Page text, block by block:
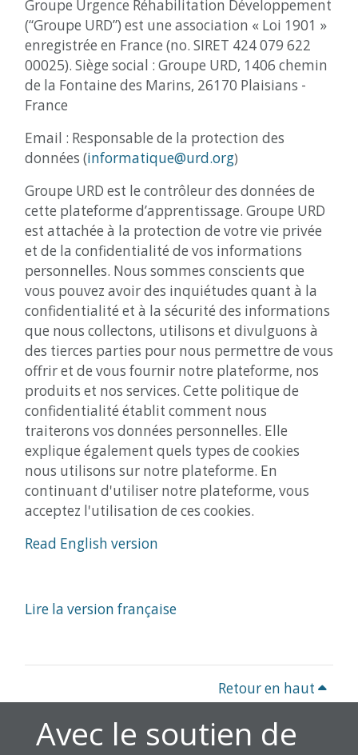
Groupe Urgence Réhabilitation Développement
(“Groupe URD”) est une association « Loi 1901 »
enregistrée en France (no. SIRET 424 079 622
00025). Siège social : Groupe URD, 1406 chemin
de la Fontaine des Marins, 26170 Plaisians -
France
Email : Responsable de la protection des
données (informatique@urd.org)
Groupe URD est le contrôleur des données de
cette plateforme d’apprentissage. Groupe URD
est attachée à la protection de votre vie privée
et de la confidentialité de vos informations
personnelles. Nous sommes conscients que
vous pouvez avoir des inquiétudes quant à la
confidentialité et à la sécurité des informations
que nous collectons, utilisons et divulguons à
des tierces parties pour nous permettre de vous
offrir et de vous fournir notre plateforme, nos
produits et nos services. Cette politique de
confidentialité établit comment nous
traiterons vos données personnelles. Elle
explique également quels types de cookies
nous utilisons sur notre plateforme. En
continuant d'utiliser notre plateforme, vous
acceptez l'utilisation de ces cookies.
Read English version
Lire la version française
Retour en haut
Avec le soutien de